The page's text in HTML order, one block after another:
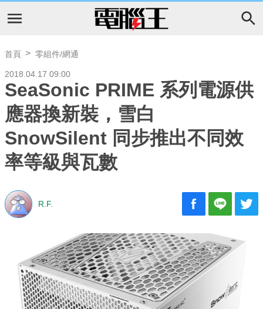
首頁 零組件/網通
2018.04.17 09:00
SeaSonic PRIME 系列電源供
應器換新裝，雪白
SnowSilent 同步推出不同效
率等級與瓦數
R.F.